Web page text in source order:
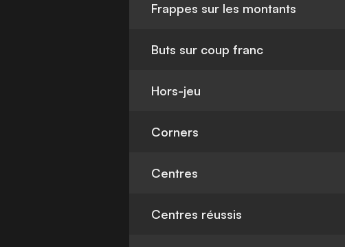
Frappes sur les montants
Buts sur coup franc
Hors-jeu
Corners
Centres
Centres réussis